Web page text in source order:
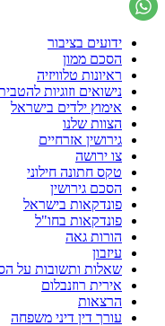
ידועים בציבור
הסכם ממון
ראיונות טלוויזיה
נישואים וזוגיות
אימוץ ילדים בישראל
הצוות שלנו
גירושין אזרחיים
צו ירושה
טקס חתונה חילוני
הסכם גירושין
פונדקאות בישראל
פונדקאות בחו"ל
הורות גאה
עיזבון
שאלות ותשובות על
אירית רוזנבלום
הרצאות
עורך דין דיני משפחה